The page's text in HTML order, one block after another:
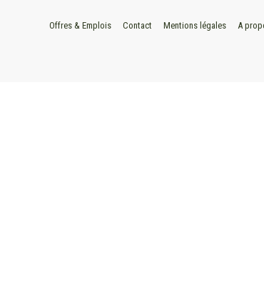
Offres & Emplois Contact Mentions légales A